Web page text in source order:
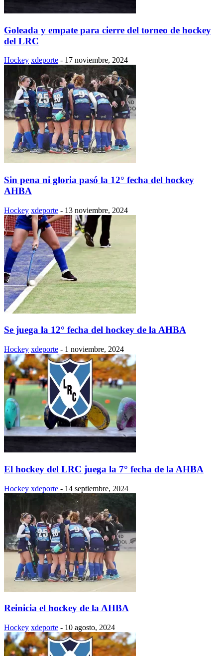
Goleada y empate para cierre del torneo de hockey
del LRC
Hockey xdeporte - 17 noviembre, 2024
Sin pena ni gloria pasó la 12° fecha del hockey
AHBA
Hockey xdeporte - 13 noviembre, 2024
Se juega la 12° fecha del hockey de la AHBA
Hockey xdeporte - 1 noviembre, 2024
El hockey del LRC juega la 7° fecha de la AHBA
Hockey xdeporte - 14 septiembre, 2024
Reinicia el hockey de la AHBA
Hockey xdeporte - 10 agosto, 2024